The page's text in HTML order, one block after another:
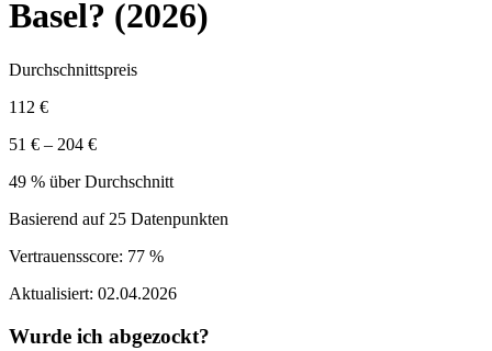
Basel? (2026)
Durchschnittspreis
112 €
51 € – 204 €
49 % über Durchschnitt
Basierend auf 25 Datenpunkten
Vertrauensscore: 77 %
Aktualisiert: 02.04.2026
Wurde ich abgezockt?